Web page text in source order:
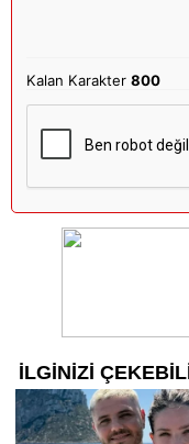
Kalan Karakter800